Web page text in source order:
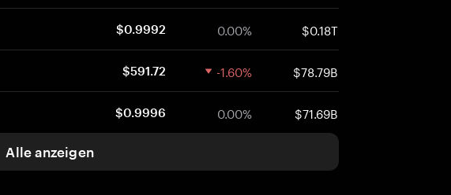
$0.9992 0.00% $0.18T
$591.72 -1.60% $78.79B
$0.9996 0.00% $71.69B
Alle anzeigen